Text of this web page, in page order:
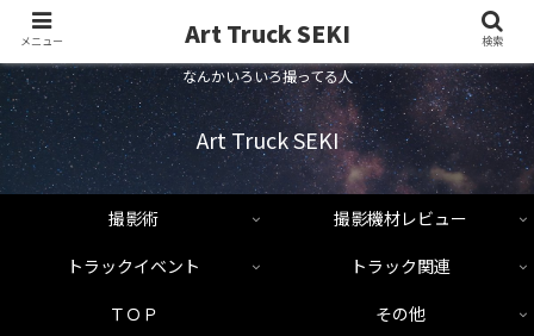
なんかいろいろ撮ってる人
Art Truck SEKI
撮影術
撮影機材レビュー
トラックイベント
トラック関連
ＴＯＰ
その他
メニュー Art Truck SEKI 検索